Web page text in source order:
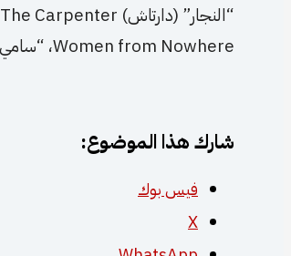
Women from Nowhere، “سامي كاكي” مخرج الفيلم و… .
شارك هذا الموضوع:
فيس بوك
X